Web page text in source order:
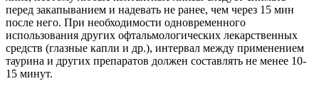
перед закапыванием и надевать не ранее, чем через 15 мин
после него. При необходимости одновременного
использования других офтальмологических лекарственных
средств (глазные капли и др.), интервал между применением
таурина и других препаратов должен составлять не менее 10-
15 минут.